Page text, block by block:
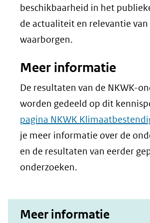
beschikbaarheid in het
de actualiteit en relevantie
waarborgen.
Meer informatie
De resultaten van de NKWK-
worden gedeeld op dit
pagina NKWK
je meer informatie over de
en de resultaten van eerder
onderzoeken.
Meer informatie